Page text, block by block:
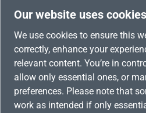
Unsere Vorteile
Versandarten
Zahlungsarten
Adresse
Umweltschutz & Partnerschaft
Our website uses cookies
We use cookies to ensure this
correctly, enhance your
relevant content. You’re in
allow only essential ones, or
preferences. Please note that
work as intended if only